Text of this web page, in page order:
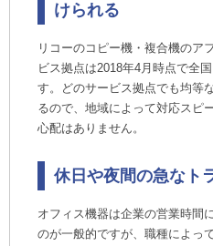
けられる
リコーのコピー機・複合機のア
ビス拠点は2018年4月時点で全
す。どのサービス拠点でも均等
るので、地域によって対応スピ
心配はありません。
休日や夜間の急なト
オフィス機器は企業の営業時間
のが一般的ですが、職種によっ